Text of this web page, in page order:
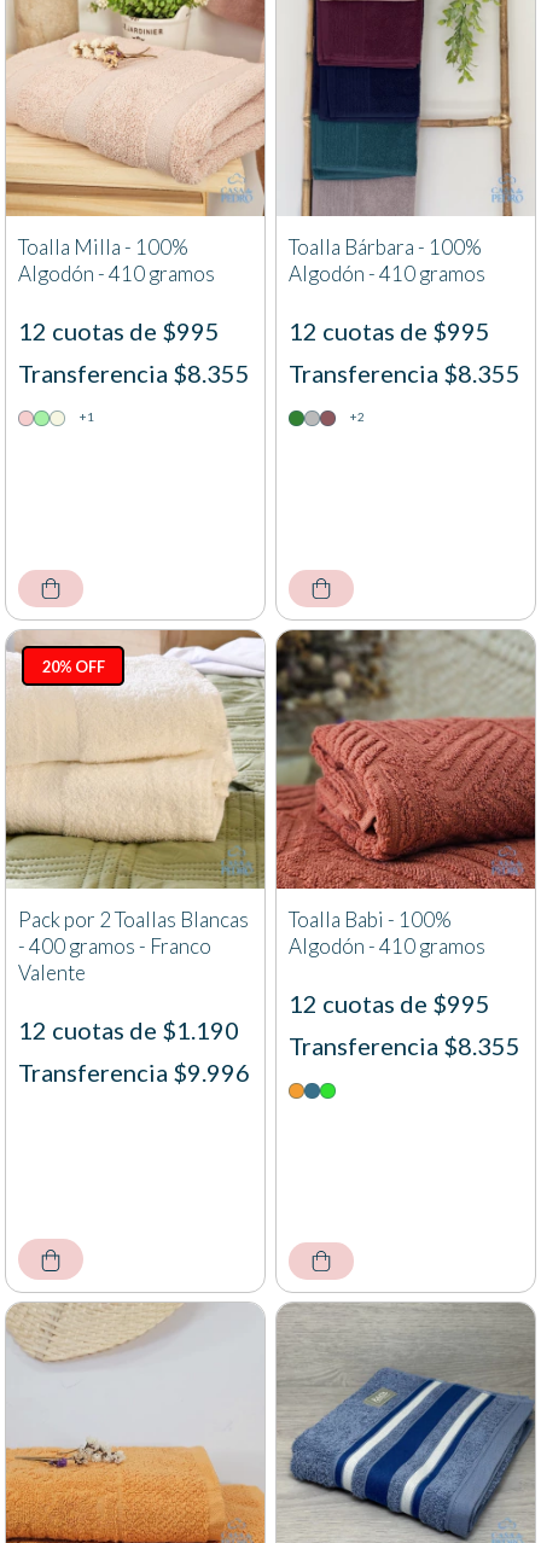
Toalla Milla - 100%
Algodón - 410 gramos
12 cuotas de $995
Transferencia $8.355
+1
Toalla Bárbara - 100%
Algodón - 410 gramos
12 cuotas de $995
Transferencia $8.355
+2
20% OFF
Pack por 2 Toallas Blancas
- 400 gramos - Franco
Valente
12 cuotas de $1.190
Transferencia $9.996
Toalla Babi - 100%
Algodón - 410 gramos
12 cuotas de $995
Transferencia $8.355